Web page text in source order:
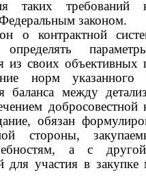
таких требований
законом.
о контрактной
определять
из своих объективных
норм указанного
баланса между
добросовестной
обязан
стороны,
а с
для участия в